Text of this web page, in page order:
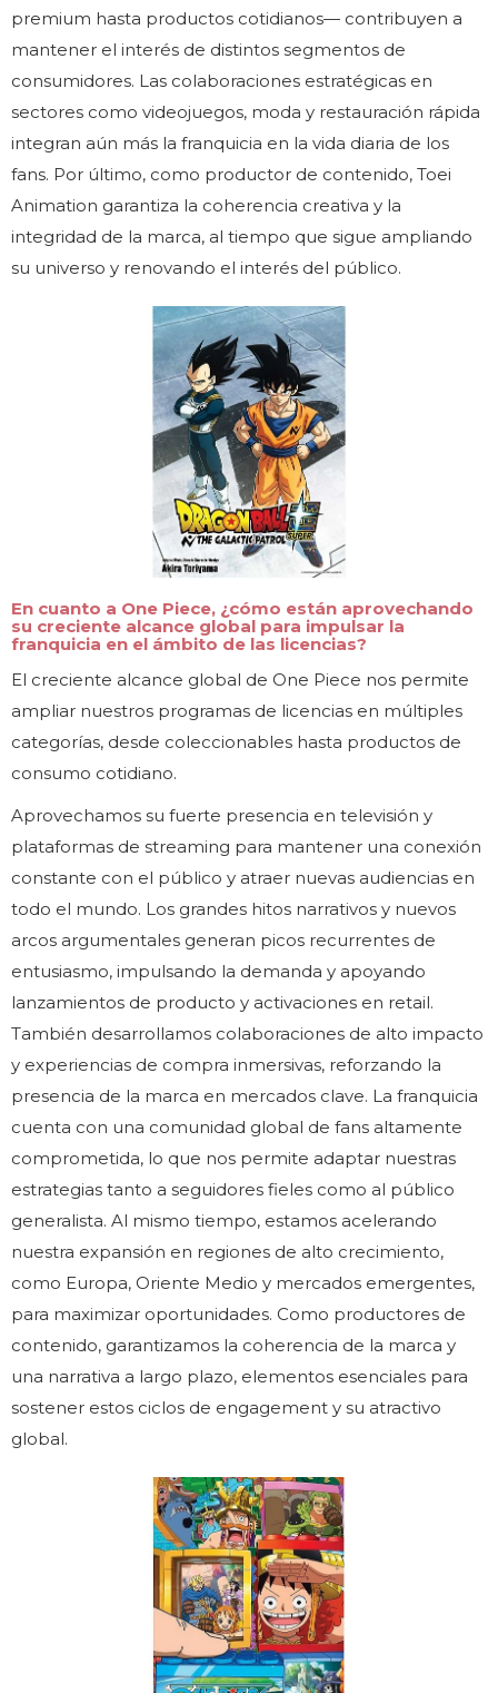
premium hasta productos cotidianos— contribuyen a
mantener el interés de distintos segmentos de
consumidores. Las colaboraciones estratégicas en
sectores como videojuegos, moda y restauración rápida
integran aún más la franquicia en la vida diaria de los
fans. Por último, como productor de contenido, Toei
Animation garantiza la coherencia creativa y la
integridad de la marca, al tiempo que sigue ampliando
su universo y renovando el interés del público.
En cuanto a One Piece, ¿cómo están aprovechando
su creciente alcance global para impulsar la
franquicia en el ámbito de las licencias?
El creciente alcance global de One Piece nos permite
ampliar nuestros programas de licencias en múltiples
categorías, desde coleccionables hasta productos de
consumo cotidiano.
Aprovechamos su fuerte presencia en televisión y
plataformas de streaming para mantener una conexión
constante con el público y atraer nuevas audiencias en
todo el mundo. Los grandes hitos narrativos y nuevos
arcos argumentales generan picos recurrentes de
entusiasmo, impulsando la demanda y apoyando
lanzamientos de producto y activaciones en retail.
También desarrollamos colaboraciones de alto impacto
y experiencias de compra inmersivas, reforzando la
presencia de la marca en mercados clave. La franquicia
cuenta con una comunidad global de fans altamente
comprometida, lo que nos permite adaptar nuestras
estrategias tanto a seguidores fieles como al público
generalista. Al mismo tiempo, estamos acelerando
nuestra expansión en regiones de alto crecimiento,
como Europa, Oriente Medio y mercados emergentes,
para maximizar oportunidades. Como productores de
contenido, garantizamos la coherencia de la marca y
una narrativa a largo plazo, elementos esenciales para
sostener estos ciclos de engagement y su atractivo
global.